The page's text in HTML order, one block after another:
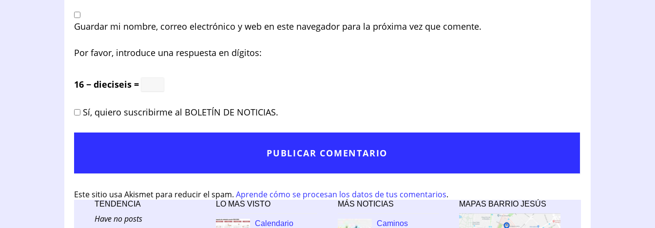
Guardar mi nombre, correo electrónico y web en este navegador para la próxima vez que comente.
Por favor, introduce una respuesta en dígitos:
16 − dieciseis =
Sí, quiero suscribirme al BOLETÍN DE NOTICIAS.
Este sitio usa Akismet para reducir el spam. Aprende cómo se procesan los datos de tus comentarios.
TENDENCIA
Have no posts
LO MAS VISTO
Calendario
MÁS NOTICIAS
Caminos
MAPAS BARRIO JESÚS